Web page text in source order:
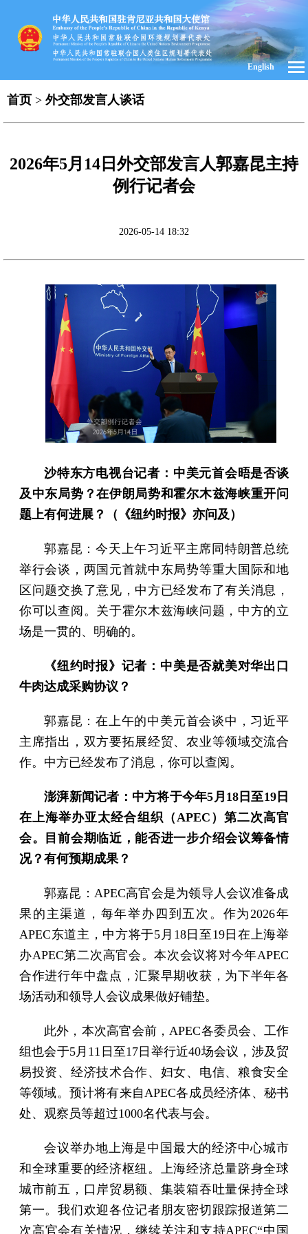
English
首页 > 外交部发言人谈话
2026年5月14日外交部发言人郭嘉昆主持
例行记者会
2026-05-14 18:32
沙特东方电视台记者：中美元首会晤是否谈
及中东局势？在伊朗局势和霍尔木兹海峡重开问
题上有何进展？（《纽约时报》亦问及）
郭嘉昆：今天上午习近平主席同特朗普总统
举行会谈，两国元首就中东局势等重大国际和地
区问题交换了意见，中方已经发布了有关消息，
你可以查阅。关于霍尔木兹海峡问题，中方的立
场是一贯的、明确的。
《纽约时报》记者：中美是否就美对华出口
牛肉达成采购协议？
郭嘉昆：在上午的中美元首会谈中，习近平
主席指出，双方要拓展经贸、农业等领域交流合
作。中方已经发布了消息，你可以查阅。
澎湃新闻记者：中方将于今年5月18日至19日
在上海举办亚太经合组织（APEC）第二次高官
会。目前会期临近，能否进一步介绍会议筹备情
况？有何预期成果？
郭嘉昆：APEC高官会是为领导人会议准备成
果的主渠道，每年举办四到五次。作为2026年
APEC东道主，中方将于5月18日至19日在上海举
办APEC第二次高官会。本次会议将对今年APEC
合作进行年中盘点，汇聚早期收获，为下半年各
场活动和领导人会议成果做好铺垫。
此外，本次高官会前，APEC各委员会、工作
组也会于5月11日至17日举行近40场会议，涉及贸
易投资、经济技术合作、妇女、电信、粮食安全
等领域。预计将有来自APEC各成员经济体、秘书
处、观察员等超过1000名代表与会。
会议举办地上海是中国最大的经济中心城市
和全球重要的经济枢纽。上海经济总量跻身全球
城市前五，口岸贸易额、集装箱吞吐量保持全球
第一。我们欢迎各位记者朋友密切跟踪报道第二
次高官会有关情况，继续关注和支持APEC“中国